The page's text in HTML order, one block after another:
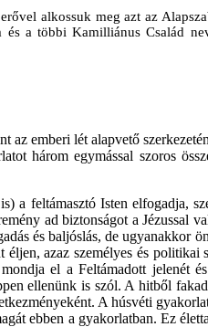
alkossuk meg azt az
a többi Kamilliánus Család
az emberi lét alapvető
három egymással szoros
a feltámasztó Isten elfogadja,
ad biztonságot a Jézussal
és baljóslás, de ugyanakkor
azaz személyes és politikai
el a Feltámadott jelenét
ellenünk is szól. A hitből
A húsvéti
ebben a gyakorlatban. Ez